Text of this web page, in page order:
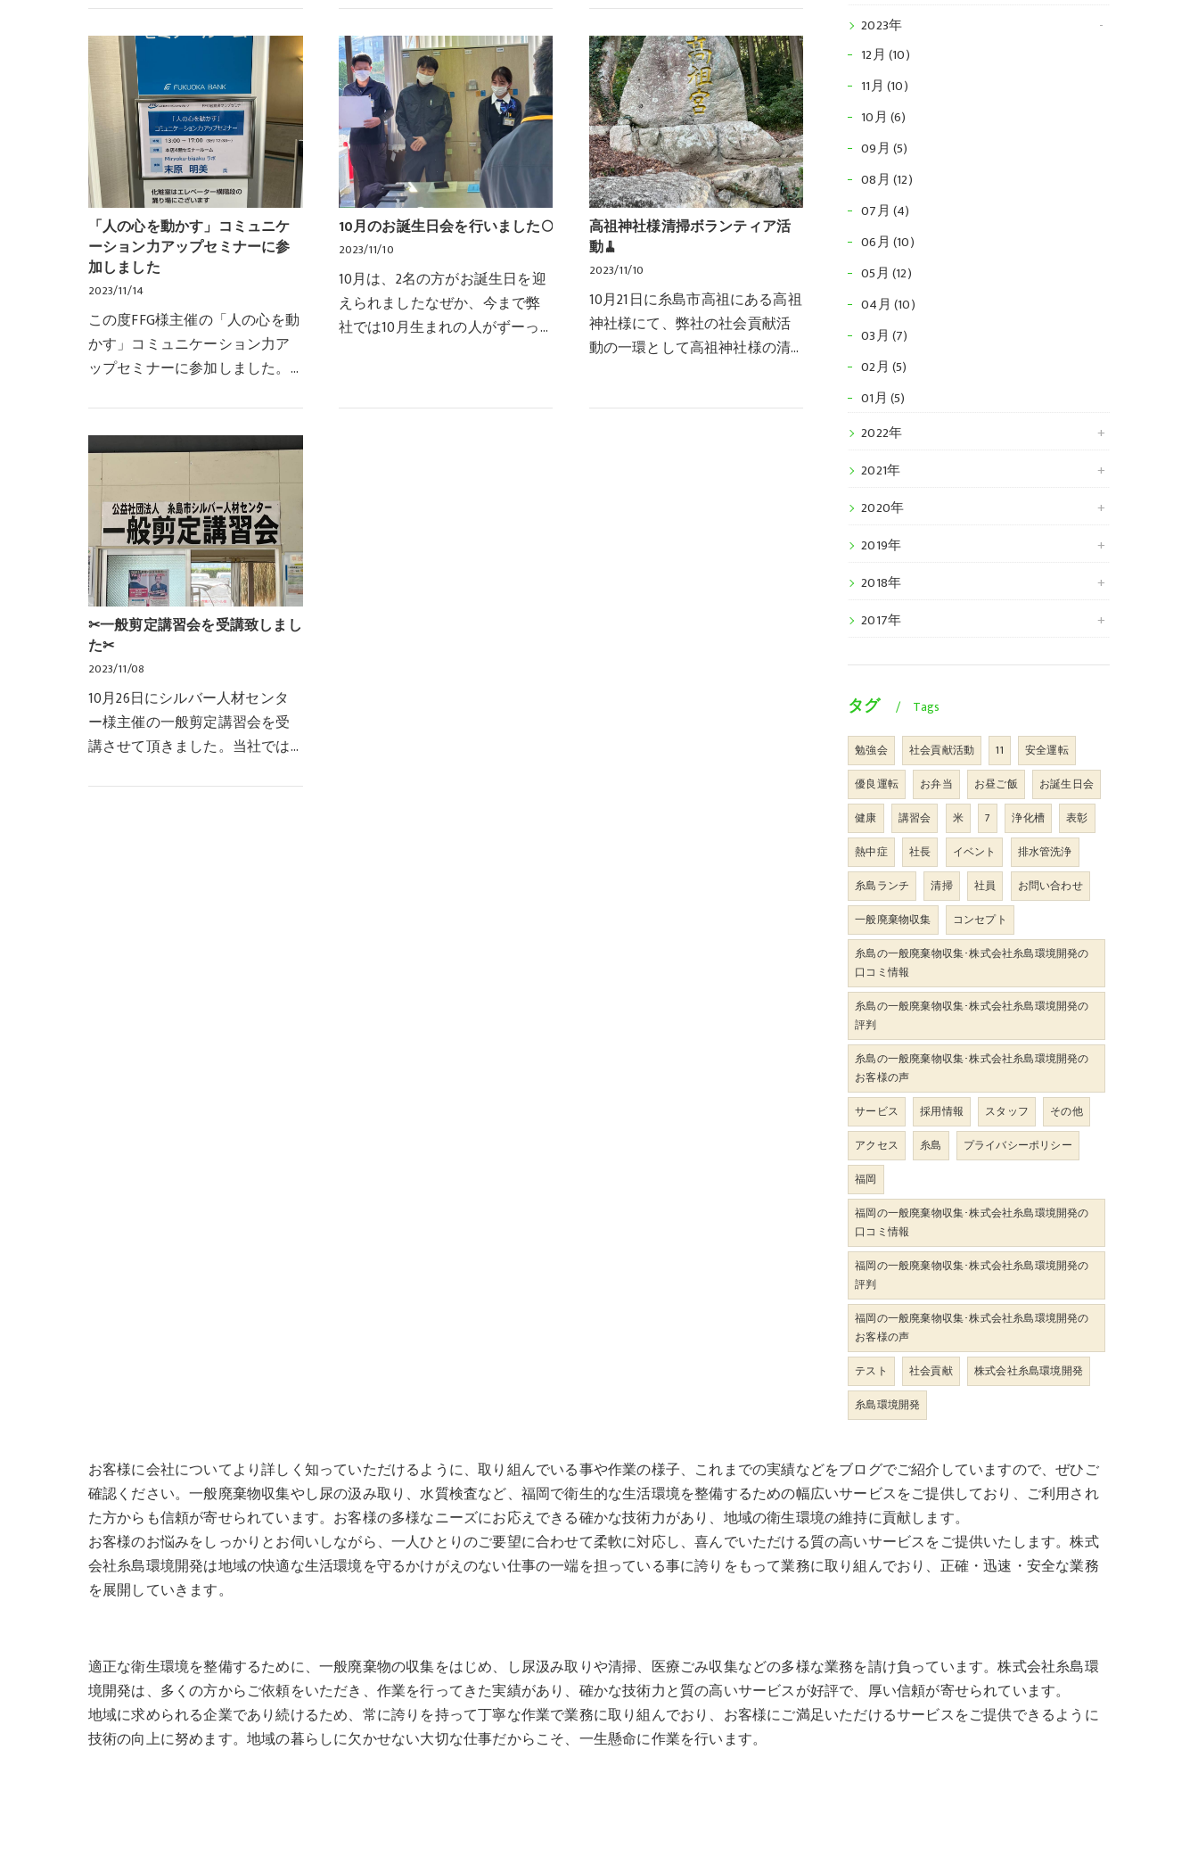
員は交通違反者がとて…
域清掃活動の時間は、コ…
地元の名店、ラーメン八さまに
ておいしい久留米ラ…
「人の心を動かす」コミュニケ
ーション力アップセミナーに参
加しました
2023/11/14
この度FFG様主催の「人の心を動
かす」コミュニケーション力ア
ップセミナーに参加しました。
どのような人材が求められるの
か、感性・直観力を正しく働か
せすぐに的確な行動が…
10月のお誕生日会を行いました🌕
2023/11/10
10月は、2名の方がお誕生日を迎
えられましたなぜか、今まで弊
社では10月生まれの人がずーっ
高祖神社様清掃ボランティア活
動🧹
2023/11/10
10月21日に糸島市高祖にある高祖
神社様にて、弊社の社会貢献活
動の一環として高祖神社様の清
✂一般剪定講習会を受講致しまし
た✂
2023/11/08
10月26日にシルバー人材センタ
ー様主催の一般剪定講習会を受
講させて頂きました。当社では
2023年
12月 (10)
11月 (10)
10月 (6)
09月 (5)
08月 (12)
07月 (4)
06月 (10)
05月 (12)
04月 (10)
03月 (7)
02月 (5)
01月 (5)
2022年
2021年
2020年
2019年
2018年
2017年
タグ Tags
勉強会 社会貢献活動 11
安全運転
優良運転
お弁当 お昼ご飯
お誕生日会
健康
講習会 米 7 浄化槽
表彰
熱中症
社長 イベント
排水管洗浄
糸島ランチ
清掃 社員
お問い合わせ
一般廃棄物収集
コンセプト
糸島の一般廃棄物収集･株式会社糸島環境開発の
口コミ情報
糸島の一般廃棄物収集･株式会社糸島環境開発の
評判
糸島の一般廃棄物収集･株式会社糸島環境開発の
お客様の声
サービス
採用情報 スタッフ
その他
アクセス
糸島
プライバシーポリシー
福岡
福岡の一般廃棄物収集･株式会社糸島環境開発の
口コミ情報
福岡の一般廃棄物収集･株式会社糸島環境開発の
評判
福岡の一般廃棄物収集･株式会社糸島環境開発の
お客様の声
テスト
社会貢献
株式会社糸島環境開発
糸島環境開発
お客様に会社についてより詳しく知っていただけるように、取り組んでいる事や作業の様子、これまでの実績などをブログでご紹介していますので、ぜひご
確認ください。一般廃棄物収集やし尿の汲み取り、水質検査など、福岡で衛生的な生活環境を整備するための幅広いサービスをご提供しており、ご利用され
た方からも信頼が寄せられています。お客様の多様なニーズにお応えできる確かな技術力があり、地域の衛生環境の維持に貢献します。
お客様のお悩みをしっかりとお伺いしながら、一人ひとりのご要望に合わせて柔軟に対応し、喜んでいただける質の高いサービスをご提供いたします。株式
会社糸島環境開発は地域の快適な生活環境を守るかけがえのない仕事の一端を担っている事に誇りをもって業務に取り組んでおり、正確・迅速・安全な業務
を展開していきます。
適正な衛生環境を整備するために、一般廃棄物の収集をはじめ、し尿汲み取りや清掃、医療ごみ収集などの多様な業務を請け負っています。株式会社糸島環
境開発は、多くの方からご依頼をいただき、作業を行ってきた実績があり、確かな技術力と質の高いサービスが好評で、厚い信頼が寄せられています。
地域に求められる企業であり続けるため、常に誇りを持って丁寧な作業で業務に取り組んでおり、お客様にご満足いただけるサービスをご提供できるように
技術の向上に努めます。地域の暮らしに欠かせない大切な仕事だからこそ、一生懸命に作業を行います。